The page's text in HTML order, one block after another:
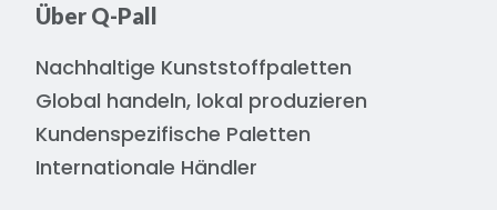
Über Q-Pall
Nachhaltige Kunststoffpaletten
Global handeln, lokal produzieren
Kundenspezifische Paletten
Internationale Händler